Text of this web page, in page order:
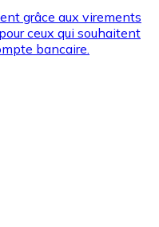
grâce aux virements
ceux qui souhaitent
bancaire.